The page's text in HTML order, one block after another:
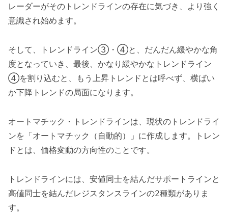
レーダーがそのトレンドラインの存在に気づき、より強く
意識され始めます。
そして、トレンドライン③・④と、だんだん緩やかな角
度となっていき、最後、かなり緩やかなトレンドライン
④を割り込むと、もう上昇トレンドとは呼べず、横ばい
か下降トレンドの局面になります。
オートマチック・トレンドラインは、現状のトレンドライ
ンを「オートマチック（自動的）」に作成します。トレン
ドとは、価格変動の方向性のことです。
トレンドラインには、安値同士を結んだサポートラインと
高値同士を結んだレジスタンスラインの2種類がありま
す。